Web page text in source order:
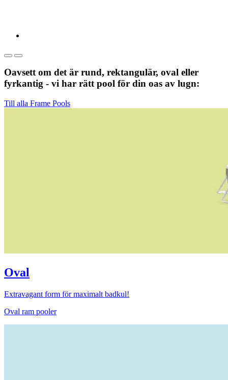
Oavsett om det är rund, rektangulär, oval eller
fyrkantig - vi har rätt pool för din oas av lugn:
Till alla Frame Pools
Oval
Extravagant form för maximalt badkul!
Oval ram pooler